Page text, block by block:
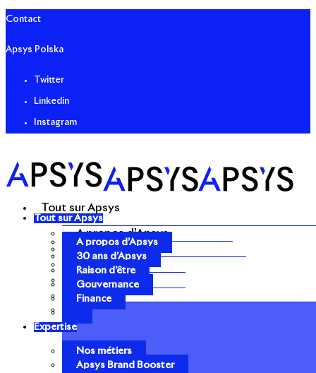
Contact
Apsys Polska
Twitter
Linkedin
Instagram
Tout sur Apsys
A propos d’Apsys
30 ans d’Apsys
Raison d’être
Gouvernance
Finance
Tout sur Apsys
A propos d’Apsys
30 ans d’Apsys
Raison d’être
Gouvernance
Finance
Expertise
Nos métiers
Apsys Brand Booster